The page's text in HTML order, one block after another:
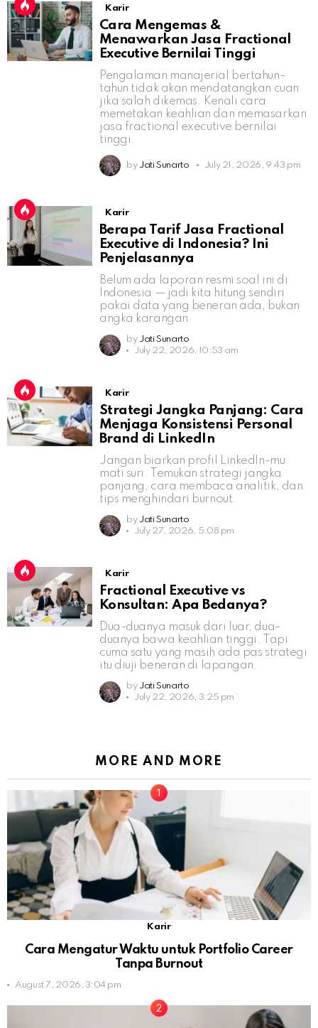
Karir
Cara Mengemas &
Menawarkan Jasa Fractional
Executive Bernilai Tinggi
Pengalaman manajerial bertahun-
tahun tidak akan mendatangkan cuan
jika salah dikemas. Kenali cara
memetakan keahlian dan memasarkan
jasa fractional executive bernilai
tinggi.
by Jati Sunarto July 21, 2026, 9:43 pm
Karir
Berapa Tarif Jasa Fractional
Executive di Indonesia? Ini
Penjelasannya
Belum ada laporan resmi soal ini di
Indonesia — jadi kita hitung sendiri
pakai data yang beneran ada, bukan
angka karangan.
by Jati Sunarto
July 22, 2026, 10:53 am
Karir
Strategi Jangka Panjang: Cara
Menjaga Konsistensi Personal
Brand di LinkedIn
Jangan biarkan profil LinkedIn-mu
mati suri. Temukan strategi jangka
panjang, cara membaca analitik, dan
tips menghindari burnout.
by Jati Sunarto
July 27, 2026, 5:08 pm
Karir
Fractional Executive vs
Konsultan: Apa Bedanya?
Dua-duanya masuk dari luar, dua-
duanya bawa keahlian tinggi. Tapi
cuma satu yang masih ada pas strategi
itu diuji beneran di lapangan.
by Jati Sunarto
July 22, 2026, 3:25 pm
MORE AND MORE
Karir
Cara Mengatur Waktu untuk Portfolio Career
Tanpa Burnout
August 7, 2026, 3:04 pm